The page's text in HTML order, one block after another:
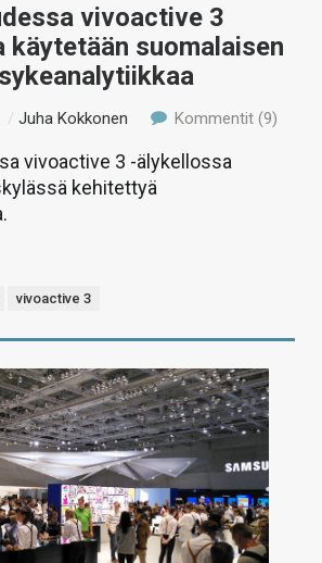
vivoactive 3
käytetään suomalaisen
/Juha Kokkonen Kommentit (9)
vivoactive 3 -älykellossa
kehitettyä
vivoactive 3